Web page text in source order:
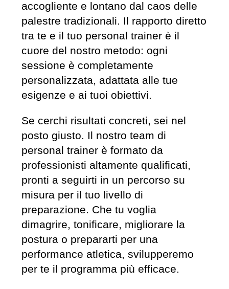
accogliente e lontano dal caos delle
palestre tradizionali. Il rapporto diretto
tra te e il tuo personal trainer è il
cuore del nostro metodo: ogni
sessione è completamente
personalizzata, adattata alle tue
esigenze e ai tuoi obiettivi.
Se cerchi risultati concreti, sei nel
posto giusto. Il nostro team di
personal trainer è formato da
professionisti altamente qualificati,
pronti a seguirti in un percorso su
misura per il tuo livello di
preparazione. Che tu voglia
dimagrire, tonificare, migliorare la
postura o prepararti per una
performance atletica, svilupperemo
per te il programma più efficace.